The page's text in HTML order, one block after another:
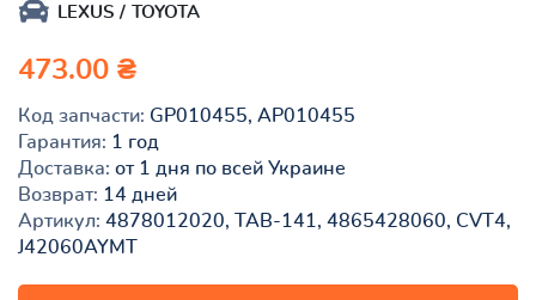
LEXUS TOYOTA
473.00 ₴
Код запчасти: GP010455, AP010455
Гарантия: 1 год
Доставка: от 1 дня по всей Украине
Возврат: 14 дней
Артикул: 4878012020, TAB-141, 4865428060, CVT4,
J42060AYMT